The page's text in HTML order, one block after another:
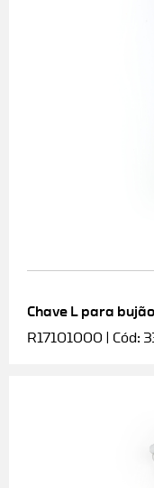
Chave L para
R17101000 | Cód: